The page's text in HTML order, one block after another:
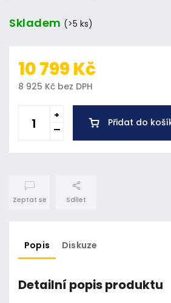
Skladem (>5 ks)
10 799 Kč
8 925 Kč bez DPH
Přidat do
Zeptat se Sdílet
Popis Diskuze
Detailní popis produktu